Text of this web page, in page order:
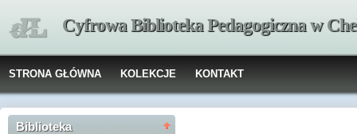
Cyfrowa Biblioteka Pedagogiczna w
STRONA GŁÓWNA KOLEKCJE KONTAKT
Biblioteka